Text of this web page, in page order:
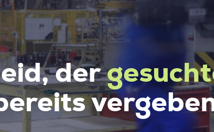
der